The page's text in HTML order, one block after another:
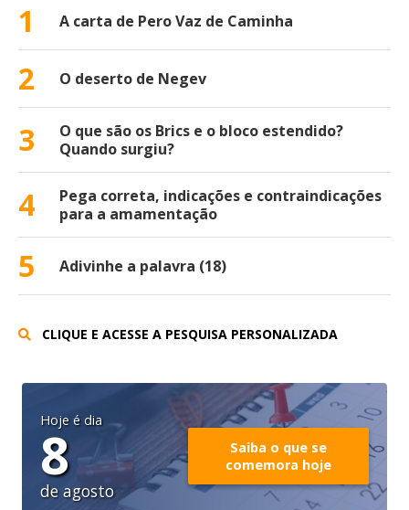
1 A carta de Pero Vaz de Caminha
2 O deserto de Negev
3
O que são os Brics e o bloco estendido?
Quando surgiu?
4
Pega correta, indicações e contraindicações
para a amamentação
5 Adivinhe a palavra (18)
CLIQUE E ACESSE A PESQUISA PERSONALIZADA
Hoje é dia
8
de agosto
Saiba o que se
comemora hoje